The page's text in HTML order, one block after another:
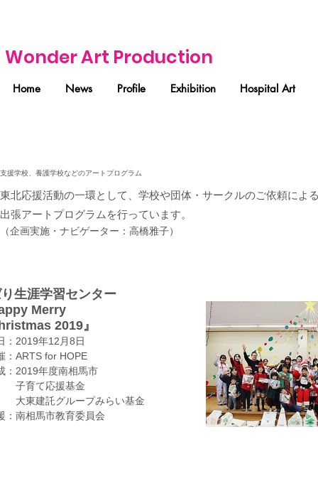
Wonder Art Production
Home News Profile Exhibition Hospital Art
支援学校、養護学校などのアートプログラム
東北応援活動の一環として、学校や団体・サークルのご依頼によ
出張アートプログラムを行っています。
（企画実施・ナビゲーター：高橋雅子）
生涯学習センター
Merry
2019』
：2019年12月8日
ARTS for HOPE
2019年度南相馬市
て応援基金
建託グループみらい基金
南相馬市教育委員会